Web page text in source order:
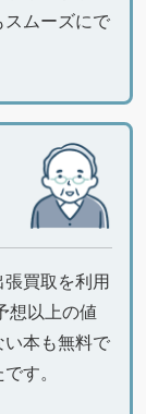
ムーズにで
買取を利用
想以上の値
本も無料で
す。